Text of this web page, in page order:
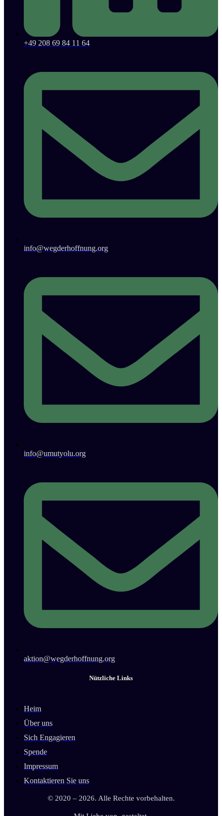
+49 208 69 84 11 64
info@wegderhoffnung.org
info@umutyolu.org
aktion@wegderhoffnung.org
Nützliche Links
Heim
Über uns
Sich Engagieren
Spende
Impressum
Kontaktieren Sie uns
© 2020 – 2026. Alle Rechte vorbehalten.